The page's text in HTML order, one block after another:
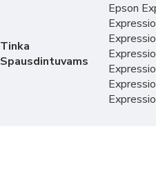
Tinka
Spausdintuvams
Epson